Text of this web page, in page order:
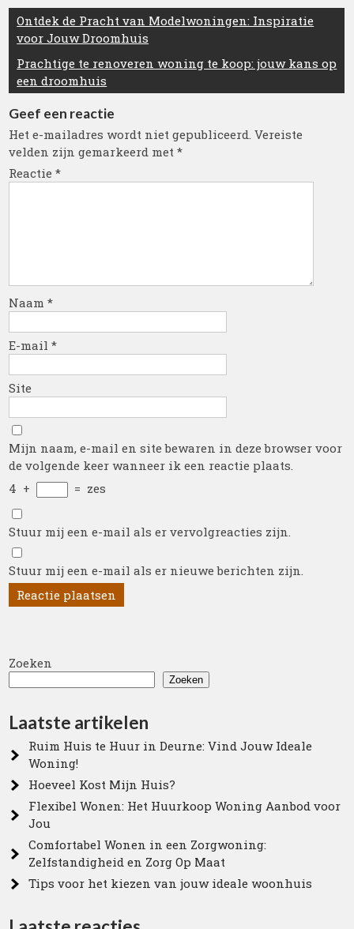
Berichtnavigatie
Ontdek de Pracht van Modelwoningen: Inspiratie
voor Jouw Droomhuis
Prachtige te renoveren woning te koop: jouw kans op
een droomhuis
Geef een reactie
Het e-mailadres wordt niet gepubliceerd. Vereiste
velden zijn gemarkeerd met*
Reactie*
Naam*
E-mail*
Site
Mijn naam, e-mail en site bewaren in deze browser voor
de volgende keer wanneer ik een reactie plaats.
4 + = zes
Stuur mij een e-mail als er vervolgreacties zijn.
Stuur mij een e-mail als er nieuwe berichten zijn.
Zoeken
Zoeken
Laatste artikelen
Ruim Huis te Huur in Deurne: Vind Jouw Ideale
Woning!
Hoeveel Kost Mijn Huis?
Flexibel Wonen: Het Huurkoop Woning Aanbod voor
Jou
Comfortabel Wonen in een Zorgwoning:
Zelfstandigheid en Zorg Op Maat
Tips voor het kiezen van jouw ideale woonhuis